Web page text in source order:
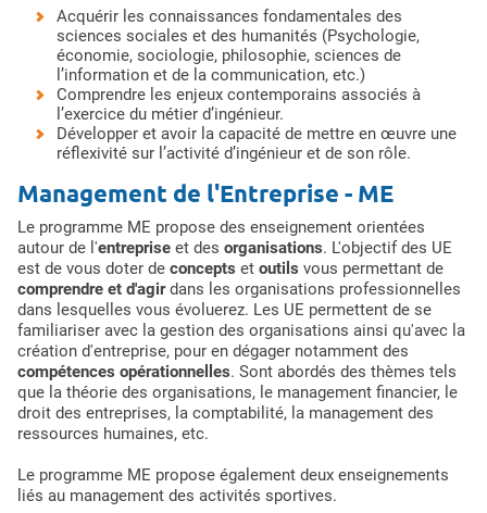
Acquérir les connaissances fondamentales des
sciences sociales et des humanités (Psychologie,
économie, sociologie, philosophie, sciences de
l’information et de la communication, etc.)
Comprendre les enjeux contemporains associés à
l’exercice du métier d’ingénieur.
Développer et avoir la capacité de mettre en œuvre une
réflexivité sur l’activité d’ingénieur et de son rôle.
Management de l'Entreprise - ME
Le programme ME propose des enseignement orientées
autour de l'entreprise et des organisations. L'objectif des UE
est de vous doter de concepts et outils vous permettant de
comprendre et d'agirdans les organisations professionnelles
dans lesquelles vous évoluerez. Les UE permettent de se
familiariser avec la gestion des organisations ainsi qu'avec la
création d'entreprise, pour en dégager notamment des
compétences opérationnelles. Sont abordés des thèmes tels
que la théorie des organisations, le management financier, le
droit des entreprises, la comptabilité, la management des
ressources humaines, etc.
Le programme ME propose également deux enseignements
liés au management des activités sportives.